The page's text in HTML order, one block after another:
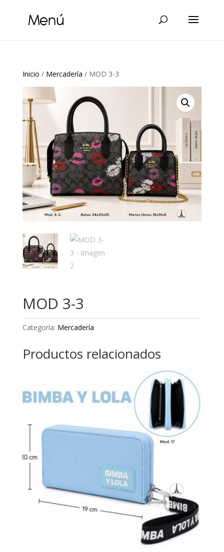
Inicio / Mercadería / MOD 3-3
MOD 3-3
Categoría: Mercadería
Productos relacionados